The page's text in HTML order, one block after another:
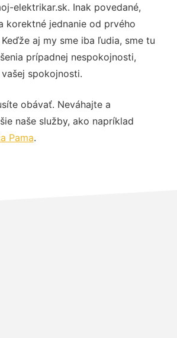
elektrikar.sk. Inak povedané,
korektné jednanie od prvého
aj my sme iba ľudia, sme tu
prípadnej nespokojnosti,
spokojnosti.
obávať. Neváhajte a
naše služby, ako napríklad
Pama.